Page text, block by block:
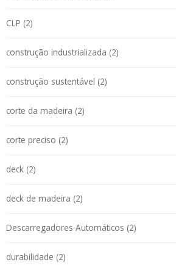
CLP (2)
construção industrializada (2)
construção sustentável (2)
corte da madeira (2)
corte preciso (2)
deck (2)
deck de madeira (2)
Descarregadores Automáticos (2)
durabilidade (2)